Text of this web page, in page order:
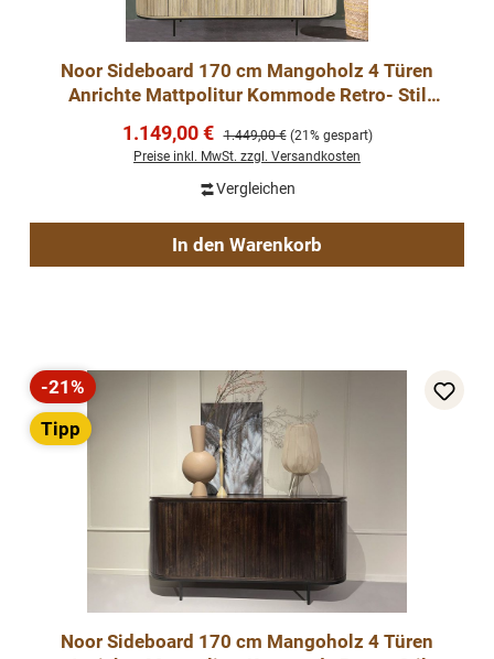
Noor Sideboard 170 cm Mangoholz 4 Türen
Anrichte Mattpolitur Kommode Retro- Stil
Verkaufspreis:
1.149,00 € Regulärer Preis:
1.449,00 € (21% gespart)
Preise inkl. MwSt. zzgl. Versandkosten
Vergleichen
In den Warenkorb
Rabatt
-21%
Tipp
Noor Sideboard 170 cm Mangoholz 4 Türen